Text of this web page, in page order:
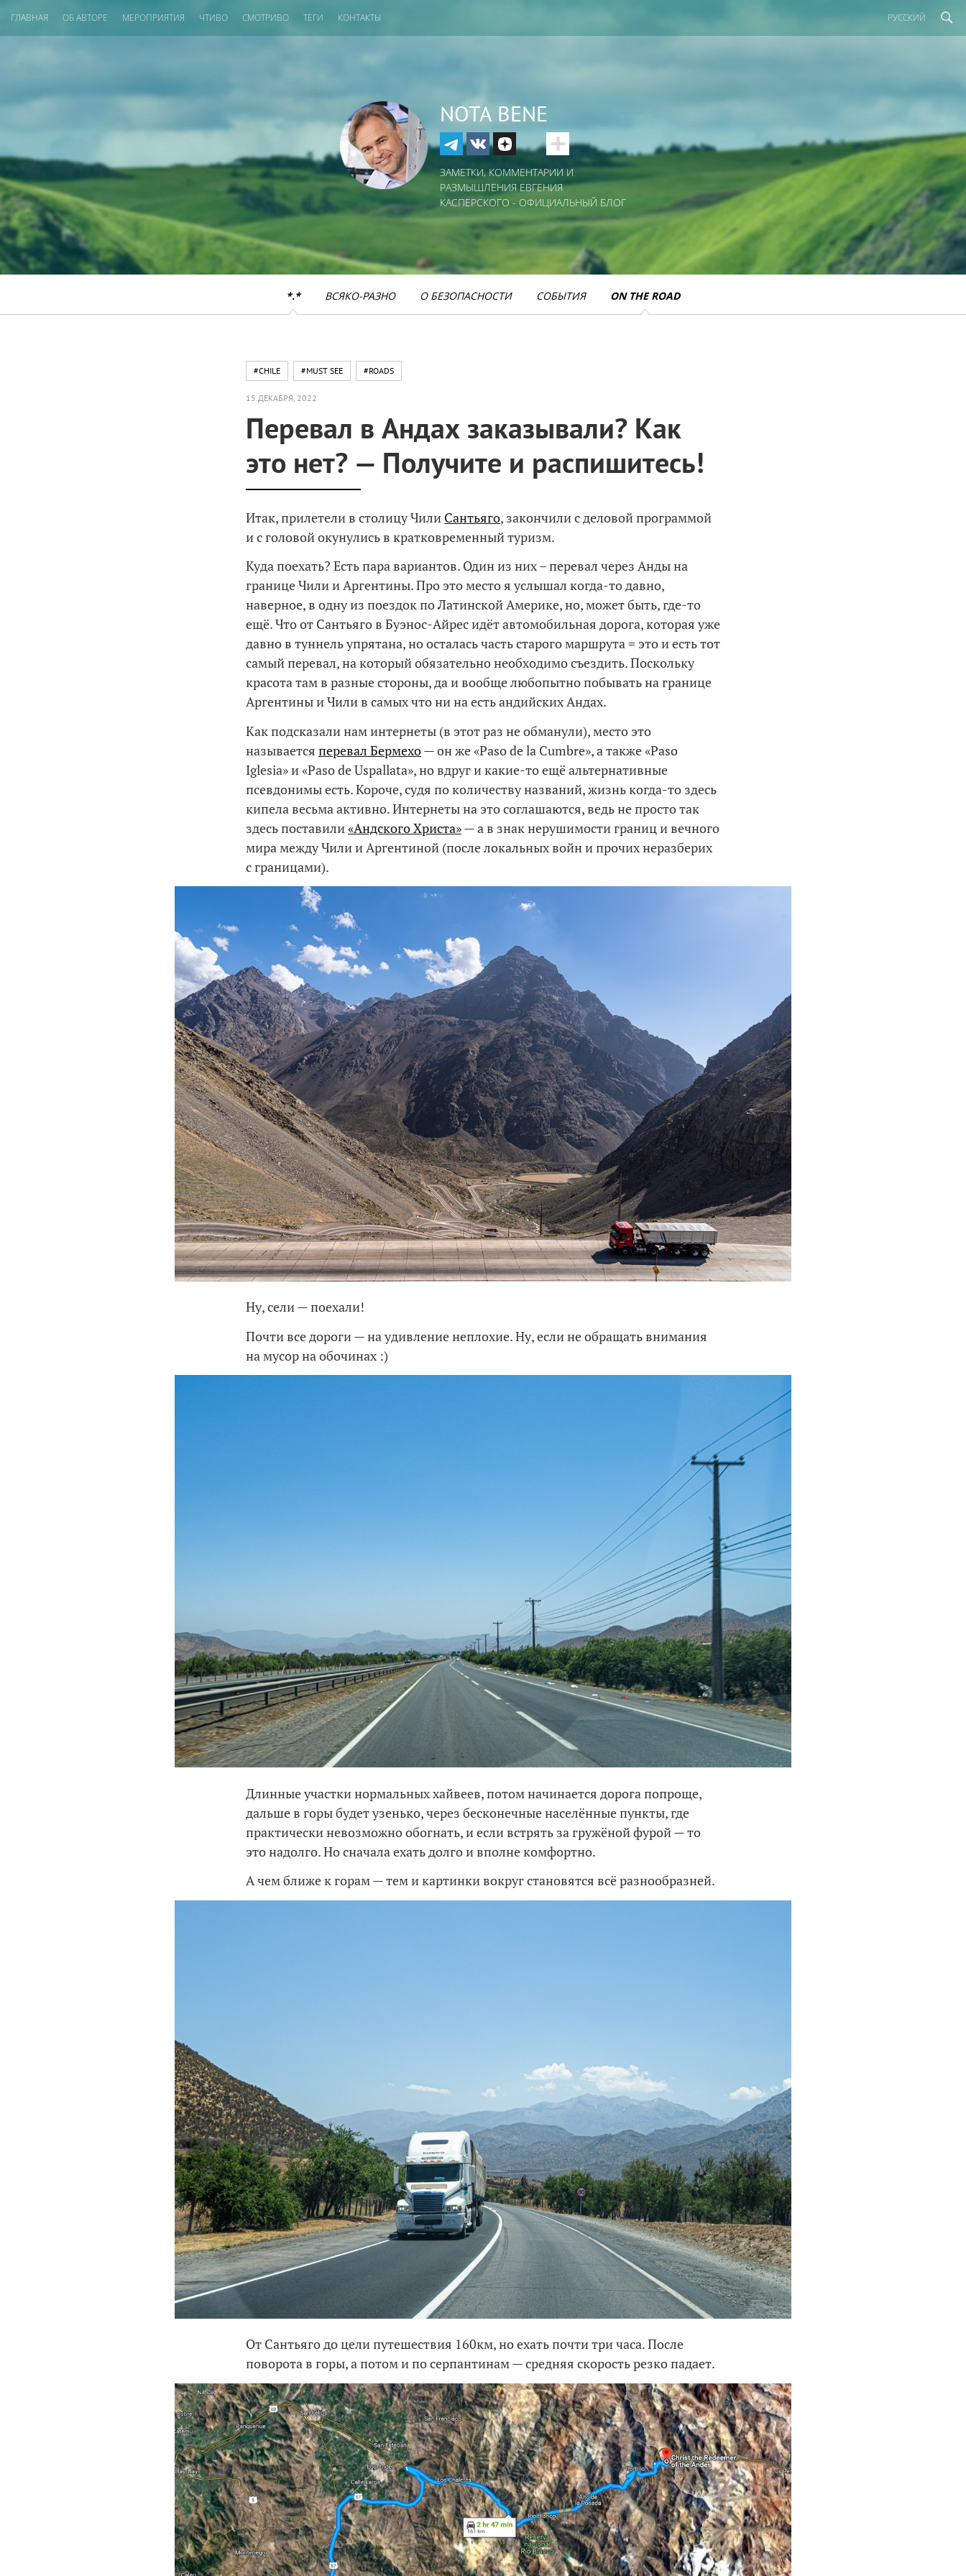
ГЛАВНАЯ ОБ АВТОРЕ МЕРОПРИЯТИЯ ЧТИВО СМОТРИВО ТЕГИ КОНТАКТЫ РУССКИЙ
NOTA BENE
ЗАМЕТКИ, КОММЕНТАРИИ И
РАЗМЫШЛЕНИЯ ЕВГЕНИЯ
КАСПЕРСКОГО - ОФИЦИАЛЬНЫЙ БЛОГ
*.* ВСЯКО-РАЗНО О БЕЗОПАСНОСТИ СОБЫТИЯ ON THE ROAD
#CHILE #MUST SEE #ROADS
15 ДЕКАБРЯ, 2022
Перевал в Андах заказывали? Как
это нет? — Получите и распишитесь!
Итак, прилетели в столицу Чили Сантьяго, закончили с деловой программой
и с головой окунулись в кратковременный туризм.
Куда поехать? Есть пара вариантов. Один из них – перевал через Анды на
границе Чили и Аргентины. Про это место я услышал когда-то давно,
наверное, в одну из поездок по Латинской Америке, но, может быть, где-то
ещё. Что от Сантьяго в Буэнос-Айрес идёт автомобильная дорога, которая уже
давно в туннель упрятана, но осталась часть старого маршрута = это и есть тот
самый перевал, на который обязательно необходимо съездить. Поскольку
красота там в разные стороны, да и вообще любопытно побывать на границе
Аргентины и Чили в самых что ни на есть андийских Андах.
Как подсказали нам интернеты (в этот раз не обманули), место это
называется перевал Бермехо— он же «Paso de la Cumbre», а также «Paso
Iglesia» и «Paso de Uspallata», но вдруг и какие-то ещё альтернативные
псевдонимы есть. Короче, судя по количеству названий, жизнь когда-то здесь
кипела весьма активно. Интернеты на это соглашаются, ведь не просто так
здесь поставили«Андского Христа»— а в знак нерушимости границ и вечного
мира между Чили и Аргентиной (после локальных войн и прочих неразберих
с границами).
Ну, сели — поехали!
Почти все дороги — на удивление неплохие. Ну, если не обращать внимания
на мусор на обочинах :)
Длинные участки нормальных хайвеев, потом начинается дорога попроще,
дальше в горы будет узенько, через бесконечные населённые пункты, где
практически невозможно обогнать, и если встрять за гружёной фурой — то
это надолго. Но сначала ехать долго и вполне комфортно.
А чем ближе к горам — тем и картинки вокруг становятся всё разнообразней.
От Сантьяго до цели путешествия 160км, но ехать почти три часа. После
поворота в горы, а потом и по серпантинам — средняя скорость резко падает.